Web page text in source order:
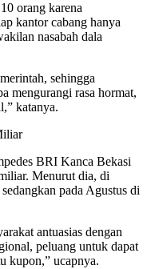
orang karena
kantor cabang hanya
nasabah dala
sehingga
mengurangi rasa hormat,
katanya.
BRI Kanca Bekasi
Menurut dia, di
pada Agustus di
antuasias dengan
peluang untuk dapat
kupon,” ucapnya.